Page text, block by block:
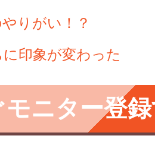
りがい！？
印象が変わった
ニター登